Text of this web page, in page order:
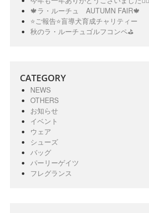
🍁ラ・ルーチュ AUTUMN FAIR🍁
⭐️ご報告⭐️盲導犬育成チャリティー
秋のラ・ルーチュゴルフコンペ⛳️
CATEGORY
NEWS
OTHERS
お知らせ
イベント
ウェア
シューズ
バッグ
パーリーゲイツ
フレグランス